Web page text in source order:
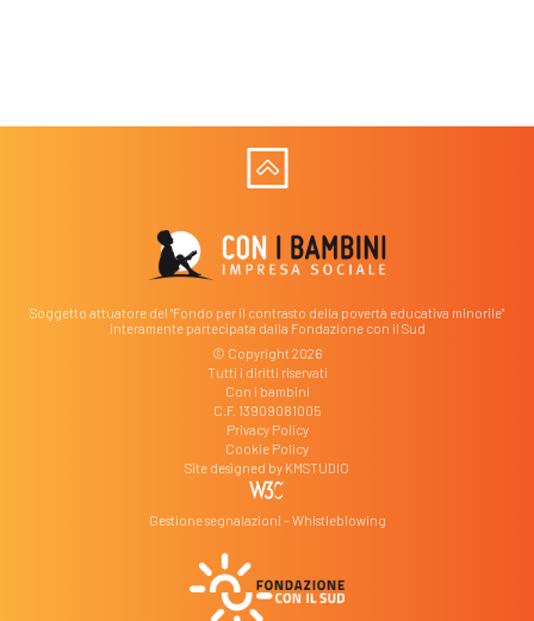
Soggetto attuatore del "Fondo per il contrasto della povertà educativa minorile"
interamente partecipata dalla Fondazione con il Sud
© Copyright 2026
Tutti i diritti riservati
Con i bambini
C.F. 13909081005
Privacy Policy
Cookie Policy
Site designed by KMSTUDIO
Gestione segnalazioni – Whistleblowing